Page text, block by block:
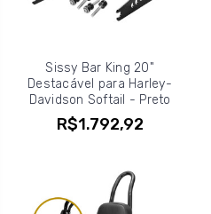
Sissy Bar King 20"
Destacável para Harley-
Davidson Softail - Preto
R$1.792,92